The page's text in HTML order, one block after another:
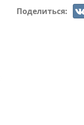
Поделиться: